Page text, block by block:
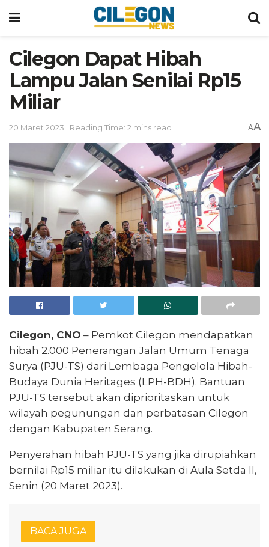
Cilegon Dapat Hibah
Lampu Jalan Senilai Rp15
Miliar
20 Maret 2023 Reading Time: 2 mins read AA
Cilegon, CNO – Pemkot Cilegon mendapatkan
hibah 2.000 Penerangan Jalan Umum Tenaga
Surya (PJU-TS) dari Lembaga Pengelola Hibah-
Budaya Dunia Heritages (LPH-BDH). Bantuan
PJU-TS tersebut akan diprioritaskan untuk
wilayah pegunungan dan perbatasan Cilegon
dengan Kabupaten Serang.
Penyerahan hibah PJU-TS yang jika dirupiahkan
bernilai Rp15 miliar itu dilakukan di Aula Setda II,
Senin (20 Maret 2023).
BACA JUGA